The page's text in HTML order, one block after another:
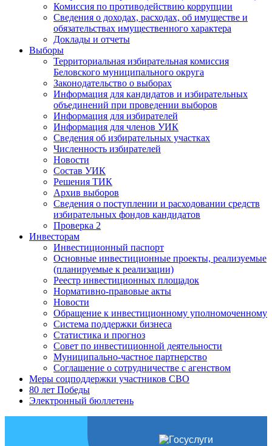
Комиссия по противодействию коррупции
Сведения о доходах, расходах, об имуществе и
обязательствах имущественного характера
Доклады и отчеты
Выборы
Территориальная избирательная комиссия
Беловского муниципального округа
Законодательство о выборах
Информация для кандидатов и избирательных
объединений при проведении выборов
Информация для избирателей
Информация для членов УИК
Сведения об избирательных участках
Численность избирателей
Новости
Состав УИК
Решения ТИК
Архив выборов
Сведения о поступлении и расходовании средств
избирательных фондов кандидатов
Проверка 2
Инвесторам
Инвестиционный паспорт
Основные инвестиционные проекты, реализуемые
(планируемые к реализации)
Реестр инвестиционных площадок
Нормативно-правовые акты
Новости
Обращение к инвестиционному уполномоченному
Система поддержки бизнеса
Статистика и прогноз
Совет по инвестиционной деятельности
Муниципально-частное партнерство
Соглашение о сотрудничестве с агенством
Меры соцподдержки участников СВО
80 лет Победы
Электронный бюллетень